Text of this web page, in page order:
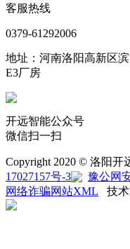
客服热线
0379-61292006
地址：河南洛阳高新区
E3厂房
开远智能公众号
微信扫一扫
Copyright 2020 © 洛阳开
17027157号-3
豫公网
网络诈骗网站XML 技术